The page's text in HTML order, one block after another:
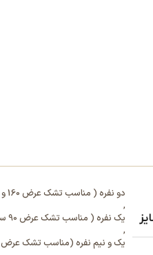
دو نفره ( مناسب تشک عرض 160 و 180 )
,
یک نفره ( مناسب تشک عرض 90 سانت )
,
یک و نیم نفره (مناسب تشک عرض 120 )